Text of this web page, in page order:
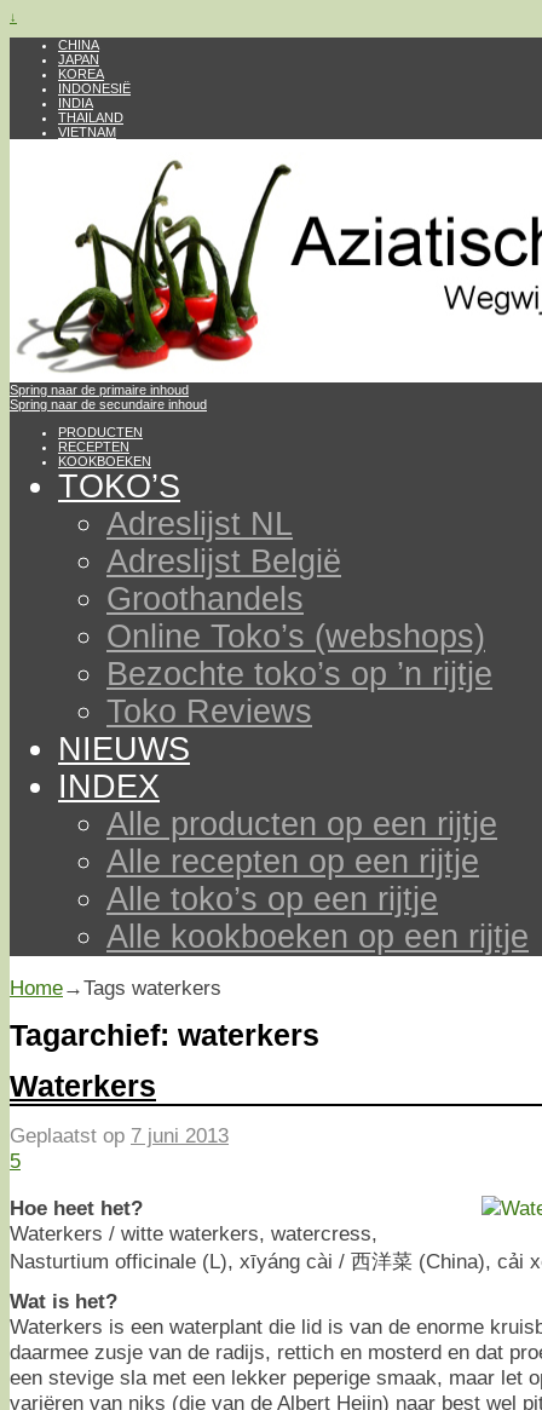
↓
CHINA
JAPAN
KOREA
INDONESIË
INDIA
THAILAND
VIETNAM
Spring naar de primaire inhoud
Spring naar de secundaire inhoud
PRODUCTEN
RECEPTEN
KOOKBOEKEN
TOKO’S
Adreslijst NL
Adreslijst België
Groothandels
Online Toko’s (webshops)
Bezochte toko’s op ’n rijtje
Toko Reviews
NIEUWS
INDEX
Alle producten op een rijtje
Alle recepten op een rijtje
Alle toko’s op een rijtje
Alle kookboeken op een rijtje
Home→Tags waterkers
Tagarchief: waterkers
Waterkers
Geplaatst op 7 juni 2013
5
Hoe heet het?
Waterkers / witte waterkers, watercress,
Nasturtium officinale (L), xīyáng cài / 西洋菜 (China), cải
Wat is het?
Waterkers is een waterplant die lid is van de enorme
daarmee zusje van de radijs, rettich en mosterd en dat
een stevige sla met een lekker peperige smaak, maar let
variëren van niks (die van de Albert Heijn) naar best wel